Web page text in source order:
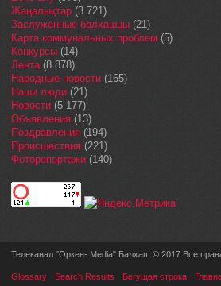
Жаңалықтар (3 721)
Заслуженные балхашцы (21)
Карта коммунальных проблем (5)
Конкурсы (14)
Лента(8 878)
Народные новости (165)
Наши люди (21)
Новости (5 177)
Объявления (13)
Поздравления (194)
Происшествия (221)
Фоторепортажи (140)
Телеканал "Оркен- Media" Балхаш © 2017 Все
Glossary Search Results Бегущая строка